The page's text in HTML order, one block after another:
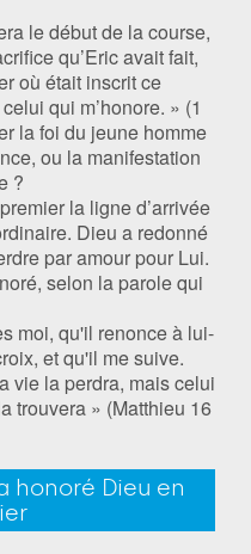
le début de la course,
qu’Eric avait fait,
où était inscrit ce
qui m’honore. » (1
la foi du jeune homme
ou la manifestation
?
la ligne d’arrivée
Dieu a redonné
par amour pour Lui.
selon la parole qui
moi, qu'il renonce à lui-
et qu'il me suive.
vie la perdra, mais celui
trouvera » (Matthieu 16
honoré Dieu en